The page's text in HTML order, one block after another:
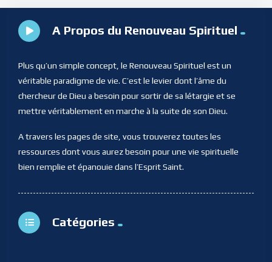
A Propos du Renouveau Spirituel
Plus qu’un simple concept, le Renouveau Spirituel est un
véritable paradigme de vie. C’est le levier dont l’âme du
chercheur de Dieu a besoin pour sortir de sa létargie et se
mettre véritablement en marche à la suite de son Dieu.
A travers les pages de site, vous trouverez toutes les
ressources dont vous aurez besoin pour une vie spirituelle
bien remplie et épanouie dans l’Esprit Saint.
Catégories